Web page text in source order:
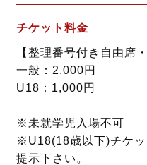
チケット料金
【整理番号付き自由席
一般：2,000円
U18：1,000円
※未就学児入場不可
※U18(18歳以下)チケ
提示下さい。